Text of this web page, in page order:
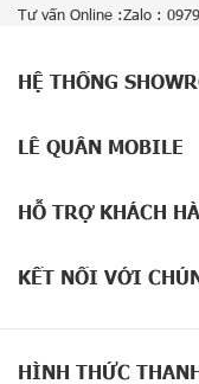
Tư vấn Online :Zalo :
HỆ THỐNG
LÊ QUÂN MOBILE
HỖ TRỢ KHÁCH
KẾT NỐI VỚI
HÌNH THỨC